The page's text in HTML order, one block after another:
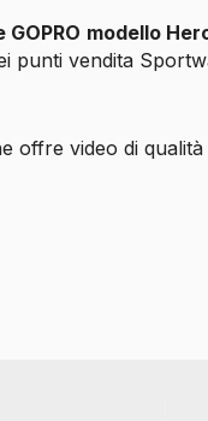
modello
punti vendita
offre video di qualità